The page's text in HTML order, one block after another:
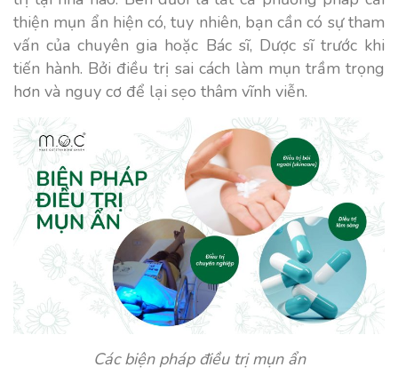
thiện mụn ẩn hiện có, tuy nhiên, bạn cần có sự tham
vấn của chuyên gia hoặc Bác sĩ, Dược sĩ trước khi
tiến hành. Bởi điều trị sai cách làm mụn trầm trọng
hơn và nguy cơ để lại sẹo thâm vĩnh viễn.
Các biện pháp điều trị mụn ẩn